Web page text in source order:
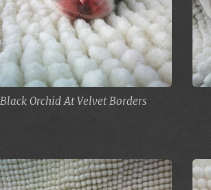
Black Orchid At Velvet Borders